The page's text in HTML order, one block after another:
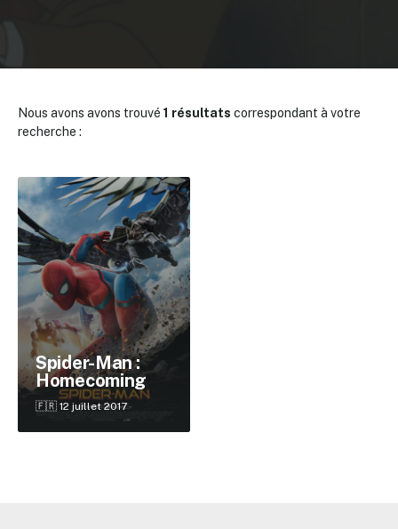
Nous avons avons trouvé 1 résultats correspondant à votre
recherche :
Spider-Man :
Homecoming
🇫🇷 12 juillet 2017
✕